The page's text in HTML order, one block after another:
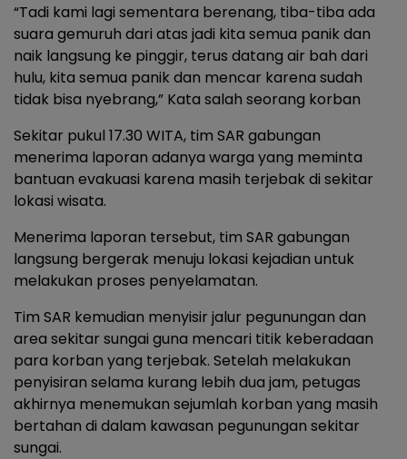
“Tadi kami lagi sementara berenang, tiba-tiba ada
suara gemuruh dari atas jadi kita semua panik dan
naik langsung ke pinggir, terus datang air bah dari
hulu, kita semua panik dan mencar karena sudah
tidak bisa nyebrang,” Kata salah seorang korban
Sekitar pukul 17.30 WITA, tim SAR gabungan
menerima laporan adanya warga yang meminta
bantuan evakuasi karena masih terjebak di sekitar
lokasi wisata.
Menerima laporan tersebut, tim SAR gabungan
langsung bergerak menuju lokasi kejadian untuk
melakukan proses penyelamatan.
Tim SAR kemudian menyisir jalur pegunungan dan
area sekitar sungai guna mencari titik keberadaan
para korban yang terjebak. Setelah melakukan
penyisiran selama kurang lebih dua jam, petugas
akhirnya menemukan sejumlah korban yang masih
bertahan di dalam kawasan pegunungan sekitar
sungai.